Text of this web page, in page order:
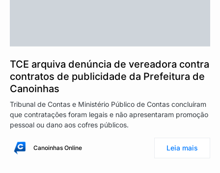
TCE arquiva denúncia de vereadora contra
contratos de publicidade da Prefeitura de
Canoinhas
Tribunal de Contas e Ministério Público de Contas concluíram
que contratações foram legais e não apresentaram promoção
pessoal ou dano aos cofres públicos.
Canoinhas Online Leia mais